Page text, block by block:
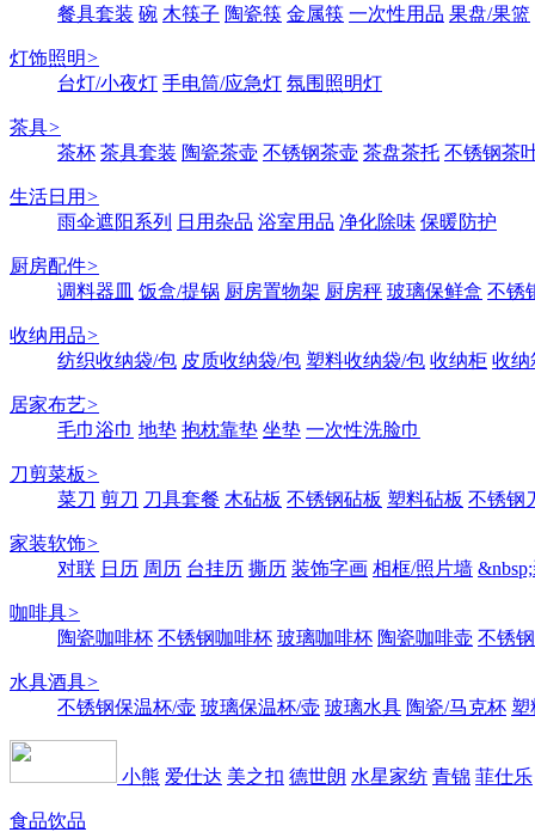
餐具套装 碗 木筷子 陶瓷筷 金属筷 一次性用品 果盘/果篮
灯饰照明>
台灯/小夜灯 手电筒/应急灯 氛围照明灯
茶具>
茶杯 茶具套装 陶瓷茶壶 不锈钢茶壶 茶盘茶托 不锈钢茶
生活日用 >
雨伞遮阳系列
日用杂品 浴室用品 净化除味 保暖防护
厨房配件>
调料器皿 饭盒/提锅 厨房置物架 厨房秤 玻璃保鲜盒 不锈
收纳用品>
纺织收纳袋/包 皮质收纳袋/包 塑料收纳袋/包 收纳柜 收纳
居家布艺>
毛巾浴巾 地垫 抱枕靠垫 坐垫 一次性洗脸巾
刀剪菜板>
菜刀 剪刀 刀具套餐 木砧板 不锈钢砧板 塑料砧板 不锈钢
家装软饰>
对联 日历 周历 台挂历 撕历 装饰字画 相框/照片墙
咖啡具>
陶瓷咖啡杯 不锈钢咖啡杯 玻璃咖啡杯 陶瓷咖啡壶 不锈
水具酒具>
不锈钢保温杯/壶 玻璃保温杯/壶 玻璃水具 陶瓷/马克杯 塑
小熊 爱仕达 美之扣 德世朗 水星家纺 青锦 菲仕乐
食品饮品